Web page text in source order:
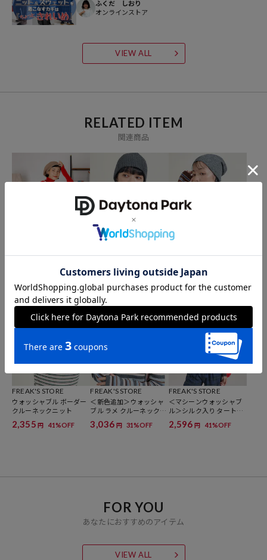
ふくだ しおり
オンラインストア
VIEW ALL
RELATED ITEM
関連商品
2,754 円 31%OFF
ックニット
2,754 円 31%OFF
ォッシャブル ヘンリーネ
ックニット
2,355 円 41%OFF
FREAK'S STORE
ウォッシャブル ボーダー
クルーネックニット
2,355 円 41%OFF
FREAK'S STORE
＜新色追加＞ウォッシャ
ブル ラメ クルーネックニ
ット
3,036 円 31%OFF
FREAK'S STORE
＜マシーンウォッシャブ
ル＞シルク入り タートル
ネックリブニット
2,596 円 41%OFF
FOR YOU
あなたにおすすめのアイテム
VIEW ALL